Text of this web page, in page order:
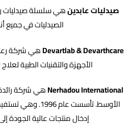
صيدليات عابدينهي سلسلة صيدليات
الصيدليات في جميع
Devartlab & Devarthcareهي شركة
الأجهزة والتقنيات الطبية
Nerhadou Internationalهي شركة
الأوسط. تأسست عام
إدخال منتجات عالية الجودة